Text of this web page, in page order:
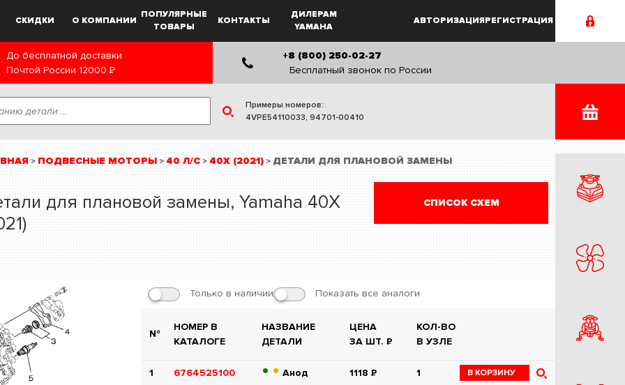
СКИДКИ О КОМПАНИИ
ПОПУЛЯРНЫЕ
ТОВАРЫ
КОНТАКТЫ
ДИЛЕРАМ
YAMAHA
АВТОРИЗАЦИЯРЕГИСТРАЦИЯ
До бесплатной доставки
Почтой России 12000 Р
+8 (800) 250-02-27
Бесплатный звонок по России
Примеры номеров:
4VPE54110033, 94701-00410
> ПОДВЕСНЫЕ МОТОРЫ > 40 Л/С > 40X (2021) > ДЕТАЛИ ДЛЯ ПЛАНОВОЙ ЗАМЕНЫ
для плановой замены, Yamaha 40X
СПИСОК СХЕМ
Только в наличии Показать все аналоги
№
НОМЕР В
КАТАЛОГЕ
НАЗВАНИЕ
ДЕТАЛИ
ЦЕНА
ЗА ШТ. Р
КОЛ-ВО
В УЗЛЕ
1 6764525100 • • Анод 1118 Р 1 В КОРЗИНУ